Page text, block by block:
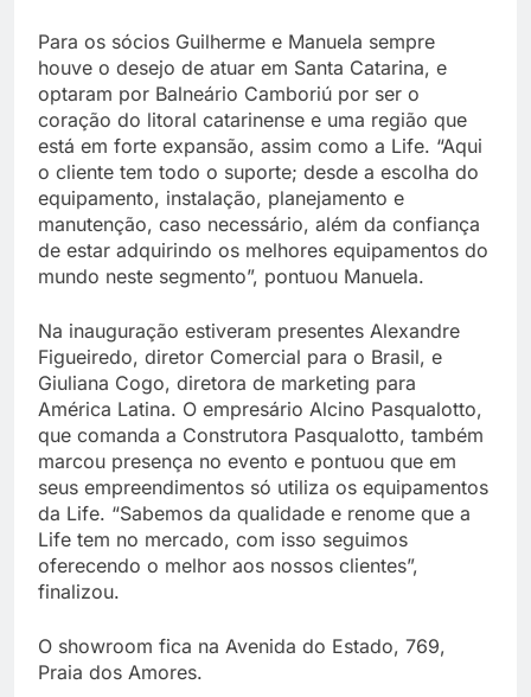
Para os sócios Guilherme e Manuela sempre
houve o desejo de atuar em Santa Catarina, e
optaram por Balneário Camboriú por ser o
coração do litoral catarinense e uma região que
está em forte expansão, assim como a Life. “Aqui
o cliente tem todo o suporte; desde a escolha do
equipamento, instalação, planejamento e
manutenção, caso necessário, além da confiança
de estar adquirindo os melhores equipamentos do
mundo neste segmento”, pontuou Manuela.
Na inauguração estiveram presentes Alexandre
Figueiredo, diretor Comercial para o Brasil, e
Giuliana Cogo, diretora de marketing para
América Latina. O empresário Alcino Pasqualotto,
que comanda a Construtora Pasqualotto, também
marcou presença no evento e pontuou que em
seus empreendimentos só utiliza os equipamentos
da Life. “Sabemos da qualidade e renome que a
Life tem no mercado, com isso seguimos
oferecendo o melhor aos nossos clientes”,
finalizou.
O showroom fica na Avenida do Estado, 769,
Praia dos Amores.